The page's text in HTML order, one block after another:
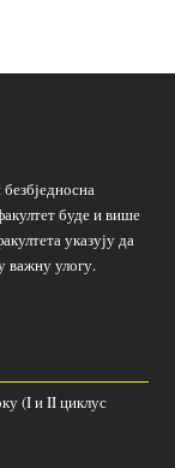
буде и више
указују да
важну улогу.
(I и II циклус